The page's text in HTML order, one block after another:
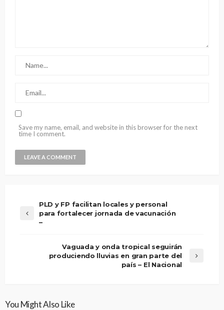
Save my name, email, and website in this browser for the next
time I comment.
PLD y FP facilitan locales y personal
para fortalecer jornada de vacunación
–
Vaguada y onda tropical seguirán
produciendo lluvias en gran parte del
país – El Nacional
You Might Also Like